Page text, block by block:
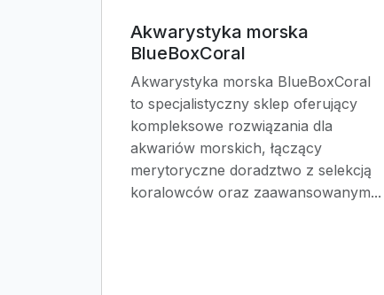
Akwarystyka morska
BlueBoxCoral
Akwarystyka morska BlueBoxCoral
to specjalistyczny sklep oferujący
kompleksowe rozwiązania dla
akwariów morskich, łączący
merytoryczne doradztwo z selekcją
koralowców oraz zaawansowanym...